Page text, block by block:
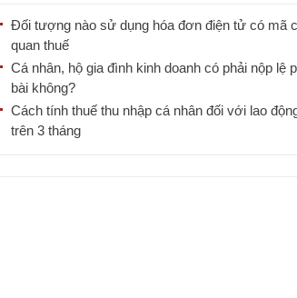
Đối tượng nào sử dụng hóa đơn điện tử có mã
quan thuế
Cá nhân, hộ gia đình kinh doanh có phải nộp lệ
bài không?
Cách tính thuế thu nhập cá nhân đối với lao
trên 3 tháng